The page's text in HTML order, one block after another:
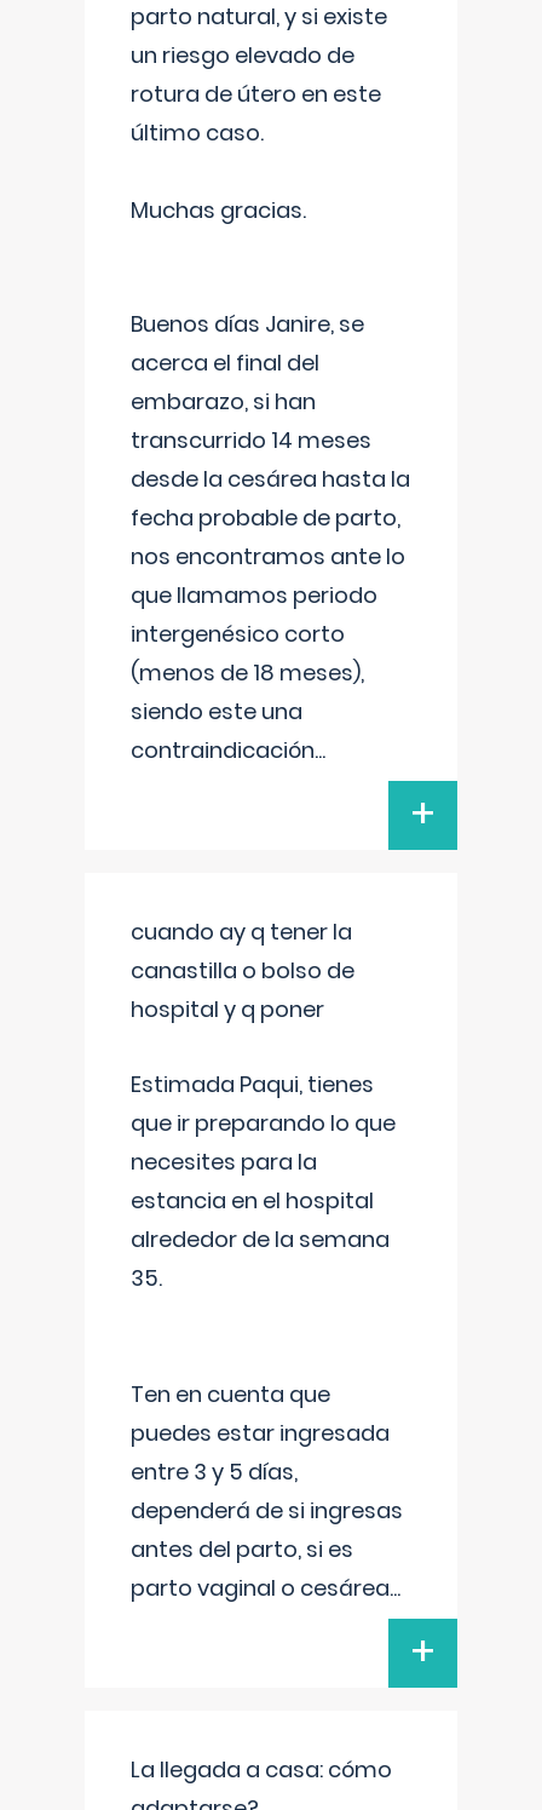
parto natural, y si existe
un riesgo elevado de
rotura de útero en este
último caso.
Muchas gracias.
Buenos días Janire, se
acerca el final del
embarazo, si han
transcurrido 14 meses
desde la cesárea hasta la
fecha probable de parto,
nos encontramos ante lo
que llamamos periodo
intergenésico corto
(menos de 18 meses),
siendo este una
contraindicación...
+
cuando ay q tener la
canastilla o bolso de
hospital y q poner
Estimada Paqui, tienes
que ir preparando lo que
necesites para la
estancia en el hospital
alrededor de la semana
35.
Ten en cuenta que
puedes estar ingresada
entre 3 y 5 días,
dependerá de si ingresas
antes del parto, si es
parto vaginal o cesárea...
+
La llegada a casa: cómo